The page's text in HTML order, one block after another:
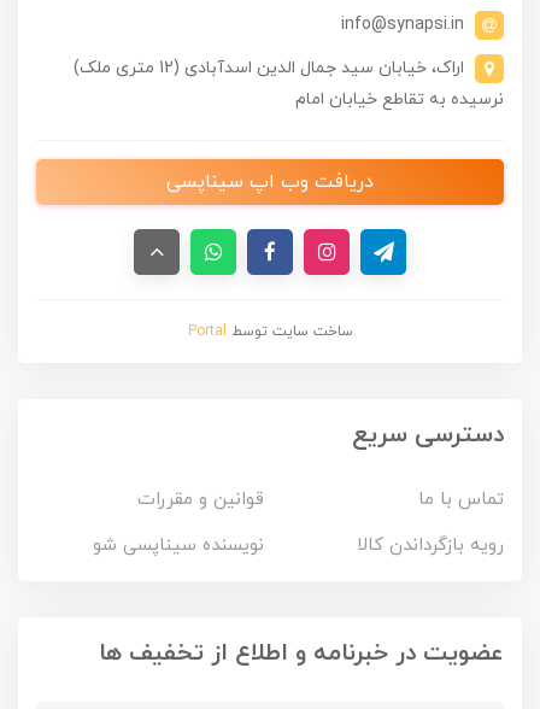
info@synapsi.in
اراک، خیابان سید جمال الدین اسدآبادی (12 متری ملک)
نرسیده به تقاطع خیابان امام
دریافت وب اپ سیناپسی
ساخت سایت توسط Portal
دسترسی سریع
تماس با ما
قوانین و مقررات
رویه بازگرداندن کالا
نویسنده سیناپسی شو
عضویت در خبرنامه و اطلاع از تخفیف ها